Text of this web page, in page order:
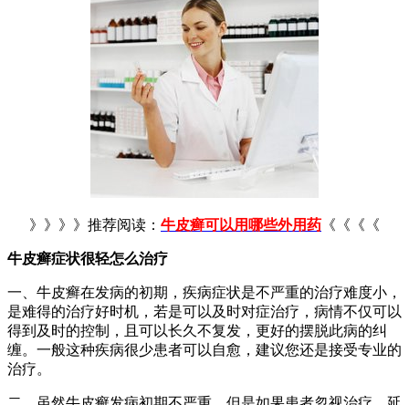
》》》》推荐阅读： 牛皮癣可以用哪些外用药 《《《《
牛皮癣症状很轻怎么治疗
一、牛皮癣在发病的初期，疾病症状是不严重的治疗难度小，
是难得的治疗好时机，若是可以及时对症治疗，病情不仅可以
得到及时的控制，且可以长久不复发，更好的摆脱此病的纠
缠。一般这种疾病很少患者可以自愈，建议您还是接受专业的
治疗。